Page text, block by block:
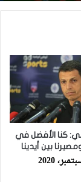
قبل
كنا الأفضل في
بين أيدينا